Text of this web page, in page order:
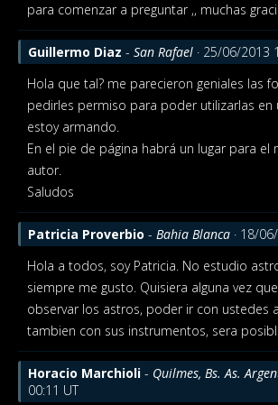
para comenzar a preguntar ,, muchas
Guillermo Diaz - San Rafael · 25/06/2013
Hola que tal? me parecieron geniales las
pedirles permiso para poder utilizarlas en
estoy armando.
En el pie de página habrá un lugar para el
autor.
Saludos
Patricia Proverbio - Bahia Blanca · 18/
Hola a todos, soy Patricia. No estudio
siempre me gusto. Quisiera alguna vez
observar los astros, poder ir con ustedes
tambien con sus instrumentos, sera
Horacio Marchioli - Quilmes, Bs. As.
00:11 UT